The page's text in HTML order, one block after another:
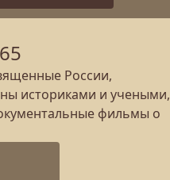
России,
историками и учеными,
фильмы о